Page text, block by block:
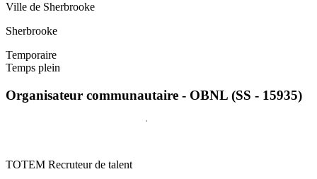
Ville de Sherbrooke
Sherbrooke
Temporaire
Temps plein
Organisateur communautaire - OBNL (SS - 15935)
TOTEM Recruteur de talent